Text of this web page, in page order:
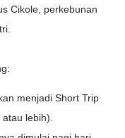
Cikole, perkebunan
menjadi Short Trip
lebih).